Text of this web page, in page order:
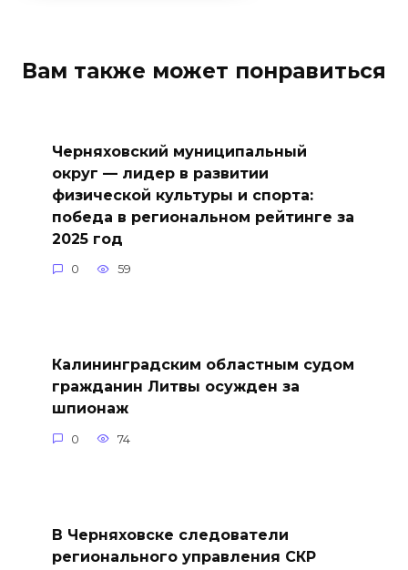
Вам также может понравиться
Черняховский муниципальный
округ — лидер в развитии
физической культуры и спорта:
победа в региональном рейтинге за
2025 год
0 59
Калининградским областным судом
гражданин Литвы осужден за
шпионаж
0 74
В Черняховске следователи
регионального управления СКР